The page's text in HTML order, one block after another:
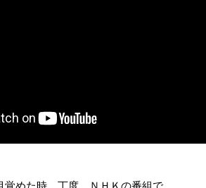
覚めた時、丁度、ＮＨＫの番組で